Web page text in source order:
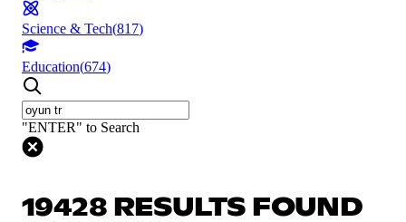
Science & Tech(817)
Education(674)
"ENTER" to Search
19428 RESULTS FOUND